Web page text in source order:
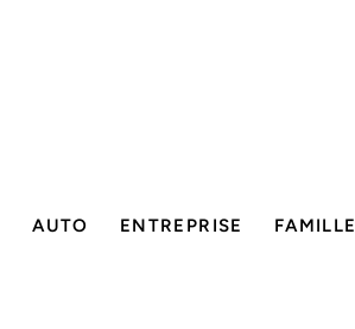
AUTO ENTREPRISE FAMILLE